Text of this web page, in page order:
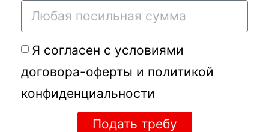
Я согласен с условиями
договора-оферты и политикой
конфиденциальности
Подать требу